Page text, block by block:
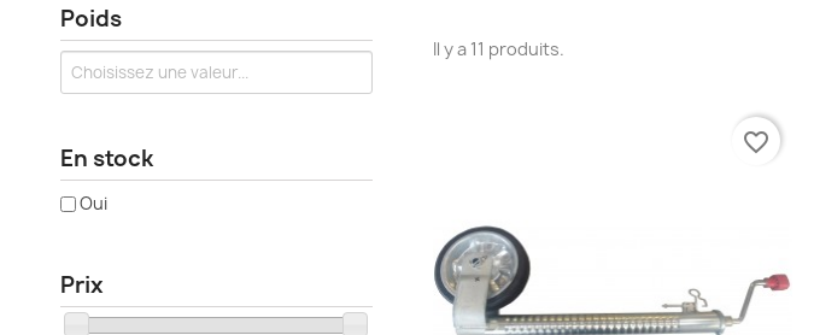
Poids
En stock
Oui
Prix
Il y a 11 produits.
favorite_border